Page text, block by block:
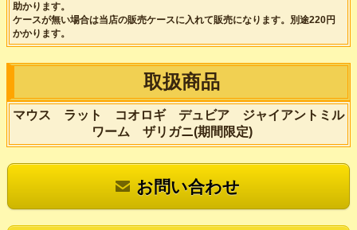
助かります。
ケースが無い場合は当店の販売ケースに入れて販売になります。別途220円
かかります。
取扱商品
マウス ラット コオロギ デュビア ジャイアントミル
ワーム ザリガニ(期間限定)
お問い合わせ